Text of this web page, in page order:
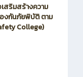
สริมสร้างความ
งกันภัยพิบัติ ตาม
College)